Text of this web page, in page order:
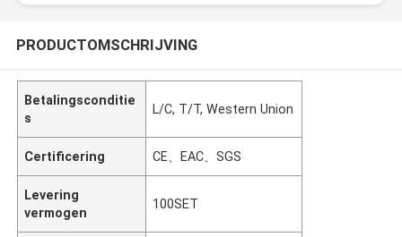
PRODUCTOMSCHRIJVING
Betalingsconditie
s
L/C, T/T, Western Union
Certificering CE、EAC、SGS
Levering
vermogen
100SET